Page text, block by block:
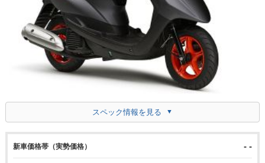
スペック情報を見る
新車価格帯（実勢価格） - -